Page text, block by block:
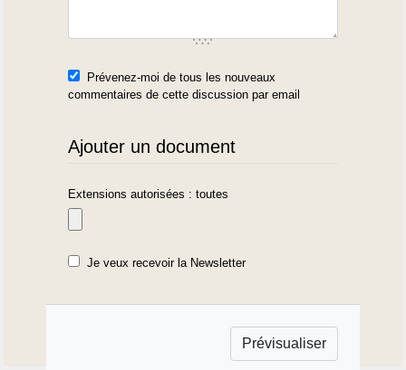
Prévenez-moi de tous les nouveaux
commentaires de cette discussion par email
Ajouter un document
Extensions autorisées : toutes
Je veux recevoir la Newsletter